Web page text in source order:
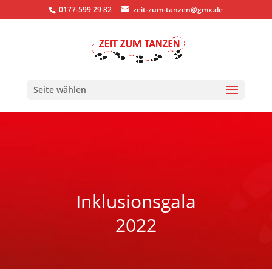
0177-599 29 82 zeit-zum-tanzen@gmx.de
Seite wählen
Inklusionsgala
2022